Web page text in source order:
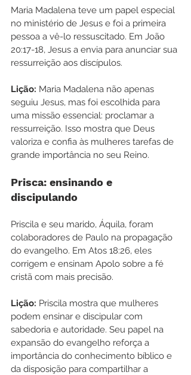
Maria Madalena teve um papel especial
no ministério de Jesus e foi a primeira
pessoa a vê-lo ressuscitado. Em João
20:17-18, Jesus a envia para anunciar sua
ressurreição aos discípulos.
Lição: Maria Madalena não apenas
seguiu Jesus, mas foi escolhida para
uma missão essencial: proclamar a
ressurreição. Isso mostra que Deus
valoriza e confia às mulheres tarefas de
grande importância no seu Reino.
Prisca: ensinando e
discipulando
Priscila e seu marido, Áquila, foram
colaboradores de Paulo na propagação
do evangelho. Em Atos 18:26, eles
corrigem e ensinam Apolo sobre a fé
cristã com mais precisão.
Lição: Priscila mostra que mulheres
podem ensinar e discipular com
sabedoria e autoridade. Seu papel na
expansão do evangelho reforça a
importância do conhecimento bíblico e
da disposição para compartilhar a